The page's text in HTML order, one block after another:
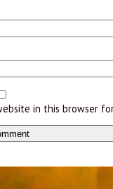
in this browser